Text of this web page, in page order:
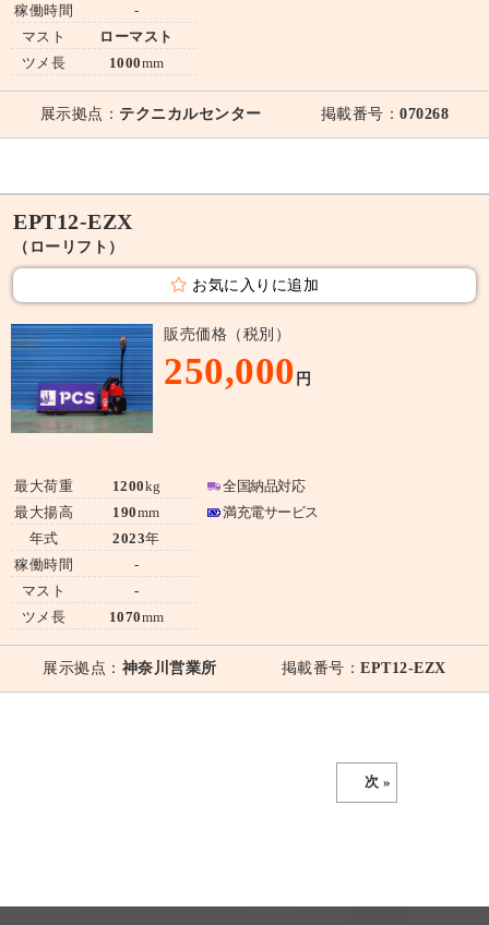
稼働時間
マスト
ツメ長
-
ローマスト
1000mm
展示拠点： テクニカルセンター 掲載番号：070268
EPT12-EZX
（ローリフト）
お気に入りに追加
販売価格（税別）
250,000 円
最大荷重
最大揚高
年式
稼働時間
マスト
ツメ長
1200kg
190mm
2023年
-
-
1070mm
全国納品対応
満充電サービス
展示拠点： 神奈川営業所 掲載番号：EPT12-EZX
次 »